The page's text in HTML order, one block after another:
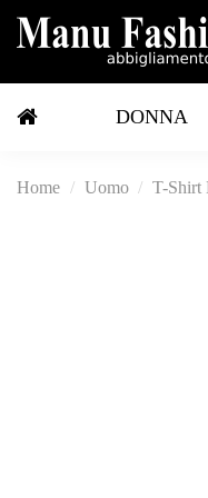
DONNA
Home Uomo T-Shirt